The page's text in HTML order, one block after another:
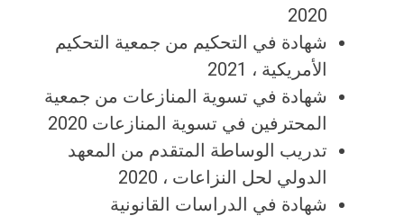
2020
شهادة في التحكيم من جمعية التحكيم
الأمريكية ، 2021
شهادة في تسوية المنازعات من جمعية
المحترفين في تسوية المنازعات 2020
تدريب الوساطة المتقدم من المعهد
الدولي لحل النزاعات ، 2020
شهادة في الدراسات القانونية